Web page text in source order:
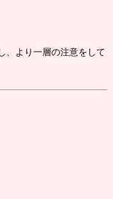
、より一層の注意をして